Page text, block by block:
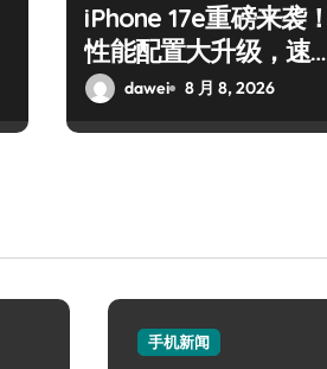
iPhone 17e重磅来袭！
性能配置大升级，速来
围观！
dawei 8 月 8, 2026
手机新闻